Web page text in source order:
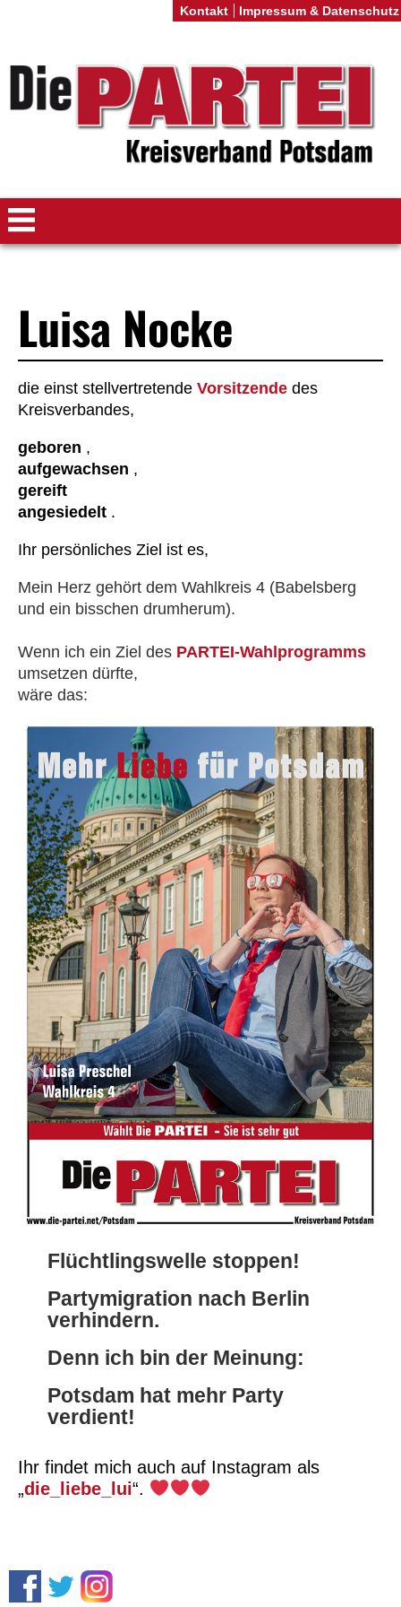
Luisa Nocke
die einst stellvertretende Vorsitzende des
Kreisverbandes,
geboren ,
aufgewachsen ,
gereift
angesiedelt .
Ihr persönliches Ziel ist es,
Mein Herz gehört dem Wahlkreis 4 (Babelsberg
und ein bisschen drumherum).
Wenn ich ein Ziel des PARTEI-Wahlprogramms
umsetzen dürfte,
wäre das:
Flüchtlingswelle stoppen!
Partymigration nach Berlin
verhindern.
Denn ich bin der Meinung:
Potsdam hat mehr Party
verdient!
Ihr findet mich auch auf Instagram als
„die_liebe_lui“.
Kontakt Impressum & Datenschutz